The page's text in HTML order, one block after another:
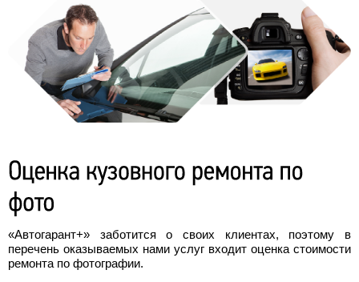
«Автогарант+» заботится о своих клиентах, поэтому в
перечень оказываемых нами услуг входит оценка стоимости
ремонта по фотографии.